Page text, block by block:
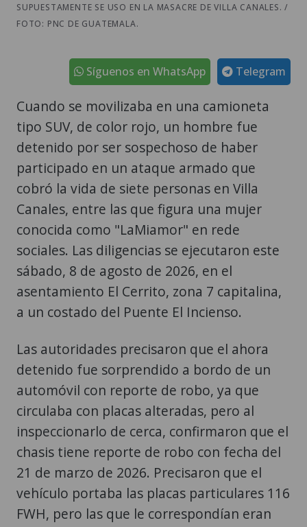
SUPUESTAMENTE SE USO EN LA MASACRE DE VILLA CANALES. /
FOTO: PNC DE GUATEMALA.
Telegram
Síguenos en WhatsApp
Cuando se movilizaba en una camioneta
tipo SUV, de color rojo, un hombre fue
detenido por ser sospechoso de haber
participado en un ataque armado que
cobró la vida de siete personas en Villa
Canales, entre las que figura una mujer
conocida como "LaMiamor" en rede
sociales. Las diligencias se ejecutaron este
sábado, 8 de agosto de 2026, en el
asentamiento El Cerrito, zona 7 capitalina,
a un costado del Puente El Incienso.
Las autoridades precisaron que el ahora
detenido fue sorprendido a bordo de un
automóvil con reporte de robo, ya que
circulaba con placas alteradas, pero al
inspeccionarlo de cerca, confirmaron que el
chasis tiene reporte de robo con fecha del
21 de marzo de 2026. Precisaron que el
vehículo portaba las placas particulares 116
FWH, pero las que le correspondían eran